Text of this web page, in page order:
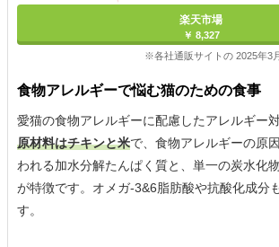
楽天市場
￥ 8,327
※各社通販サイトの 2025年3
食物アレルギーで悩む猫のための食事
愛猫の食物アレルギーに配慮したアレルギー対
原材料はチキンと米で、食物アレルギーの原
われる加水分解たんぱく質と、単一の炭水化
が特徴です。オメガ-3&6脂肪酸や抗酸化成分
す。